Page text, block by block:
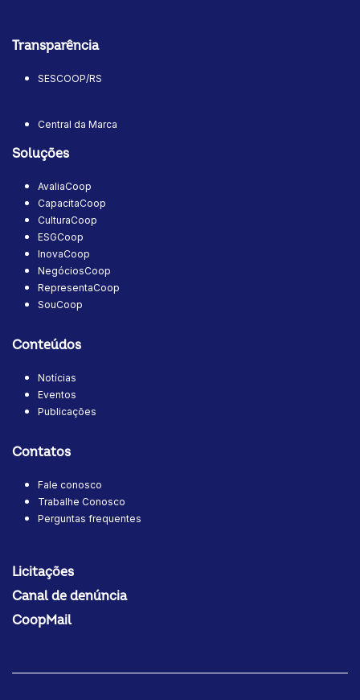
Transparência
SESCOOP/RS
Central da Marca
Soluções
AvaliaCoop
CapacitaCoop
CulturaCoop
ESGCoop
InovaCoop
NegóciosCoop
RepresentaCoop
SouCoop
Conteúdos
Notícias
Eventos
Publicações
Contatos
Fale conosco
Trabalhe Conosco
Perguntas frequentes
Licitações
Canal de denúncia
CoopMail